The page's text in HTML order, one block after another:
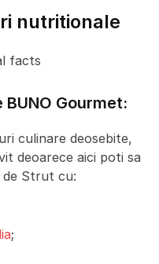
nutritionale
Gourmet:
culinare deosebite,
deoarece aici poti sa
Strut cu:
;